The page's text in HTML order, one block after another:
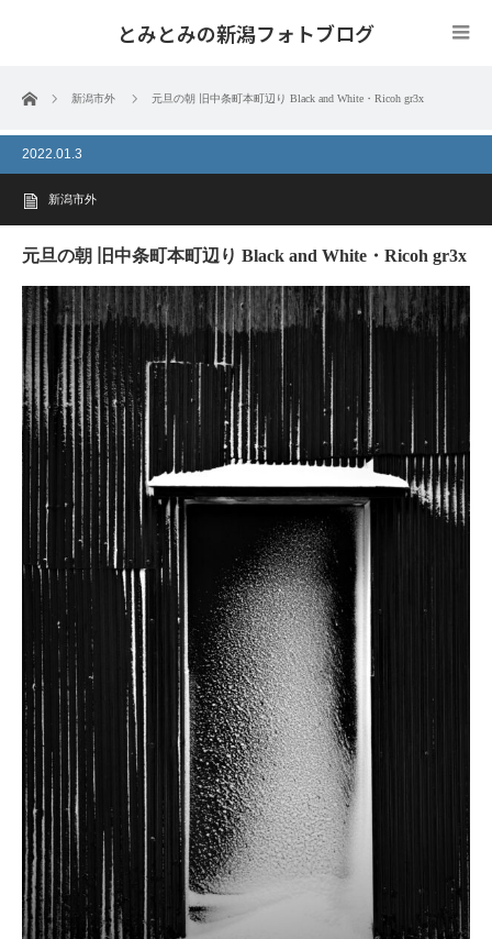
とみとみの新潟フォトブログ
ホーム 新潟市外 元旦の朝 旧中条町本町辺り Black and White・Ricoh gr3x
2022.01.3
新潟市外
元旦の朝 旧中条町本町辺り Black and White・Ricoh gr3x